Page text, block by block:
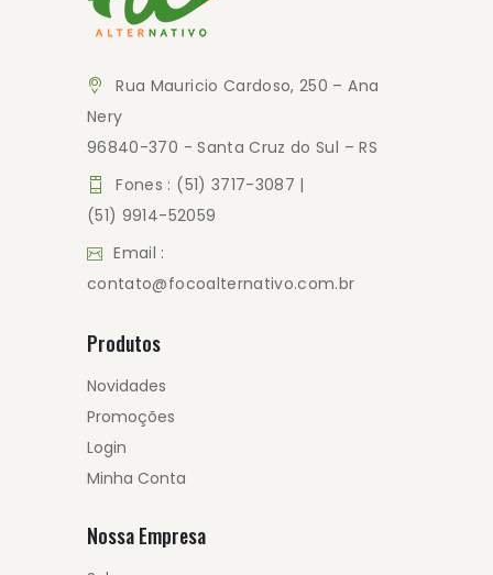
Rua Mauricio Cardoso, 250 – Ana
Nery
96840-370 - Santa Cruz do Sul – RS
Fones : (51) 3717-3087 |
(51) 9914-52059
Email :
contato@focoalternativo.com.br
Produtos
Novidades
Promoções
Login
Minha Conta
Nossa Empresa